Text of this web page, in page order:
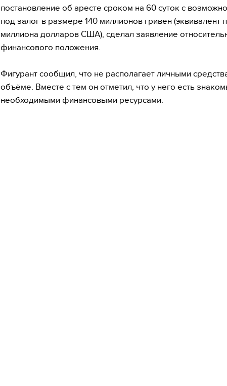
постановление об аресте сроком на 60 суток с
под залог в размере 140 миллионов гривен (эквивалент
миллиона долларов США), сделал заявление
финансового положения.
Фигурант сообщил, что не располагает личными
объёме. Вместе с тем он отметил, что у него есть
необходимыми финансовыми ресурсами.